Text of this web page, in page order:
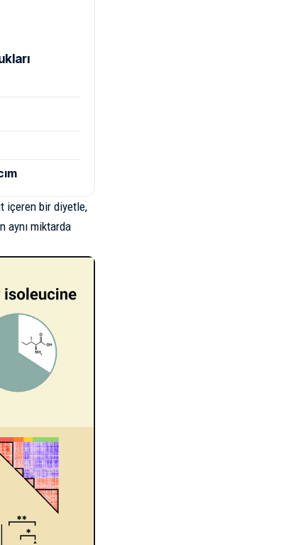
içeren bir diyetle,
aynı miktarda